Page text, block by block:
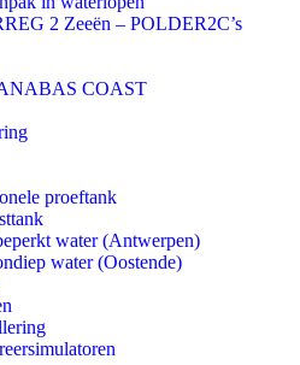
2 Zeeën – POLDER2C’s
COAST
proeftank
water (Antwerpen)
water (Oostende)